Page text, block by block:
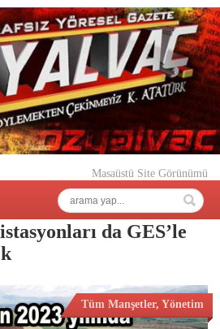
Masaüstü Site Görünümü
da GES’le
Tüm Manşetler, Yönetim